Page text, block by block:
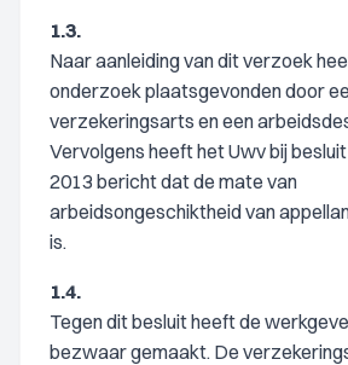
1.3.
Naar aanleiding van dit verzoek
onderzoek plaatsgevonden door
verzekeringsarts en een
Vervolgens heeft het Uwv bij
2013 bericht dat de mate van
arbeidsongeschiktheid van
is.
1.4.
Tegen dit besluit heeft de
bezwaar gemaakt. De